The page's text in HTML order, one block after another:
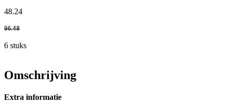
48.24
96.48
6 stuks
Omschrijving
Extra informatie